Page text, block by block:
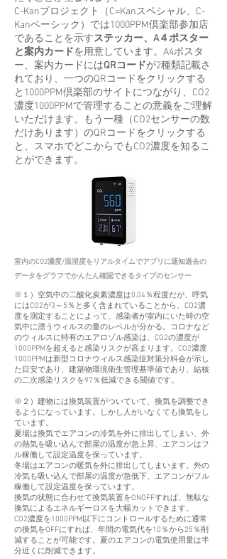
C-Kanプロジェクト（C=Kanスペシャル、C-
Kanベーシック）では1000PPM倶楽部参加店
であることを示すステッカー、A４ポスター
と案内カードを用意しています。A4ポスタ
ー、案内カードにはQRコードが2種類記載さ
れており、一つのQRコードをクリックする
と1000PPM倶楽部のサイトにつながり、CO2
濃度1000PPMで管理することの意義をご理解
いただけます。もう一種（CO2センサーの数
だけあります）のQRコードをクリックする
と、スマホでどこからでもCO2濃度を知るこ
とができます。
室内のCO2濃度/温湿度をリアルタイムでアプリに通知過去の
データをグラフでかんたん確認できるタイプのセンサー
※１）空気中の二酸化炭素濃度は0.04％程度だが、呼気
にはCO2が3～5％と多く含まれていることから、CO2濃
度を測定することによって、感染者が室内にいた時の空
気中に漂うウィルスの量のレベルが分かる。コロナなど
のウィルスに特有のエアロゾル感染は、CO2の濃度が
1000PPMを超えると感染リスクが高まります。CO2濃度
1000PPMは新型コロナウィルス感染症対策分科会が示し
た目安であり、建築物環境衛生管理基準値であり、結核
の二次感染リスクを97％低減できる閾値です。
※２）建物には換気装置がついていて、換気を調整でき
るようになっています。しかし人がいなくても換気をし
ています。
夏場は換気でエアコンの冷気を外に排出してしまい、外
の熱気を吸い込んで部屋の温度が急上昇、エアコンはフ
ル稼働して設定温度を保っています。
冬場はエアコンの暖気を外に排出してしまいます。外の
冷気も吸い込んで部屋の温度が急低下、エアコンがフル
稼働して設定温度を保っています。
換気の状態に合わせて換気装置をONOFFすれば、無駄な
換気によるエネルギーロスを大幅カットできます。
CO2濃度を1000PPM以下にコントロールするために通常
の換気をOFFにすれば、年間の電気代を10％から25％削
減することが可能です。夏のエアコンの電気使用量は半
分近くに削減できます。